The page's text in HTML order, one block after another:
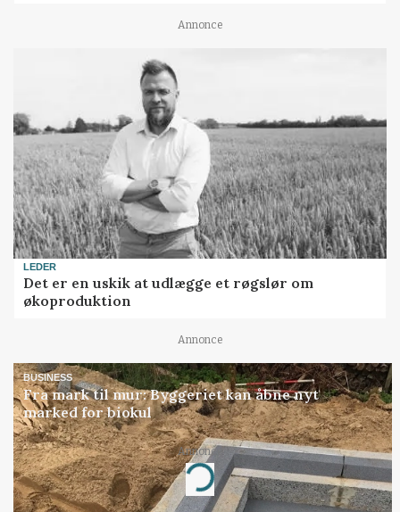
Annonce
LEDER
Det er en uskik at udlægge et røgslør om
økoproduktion
Annonce
BUSINESS
Fra mark til mur: Byggeriet kan åbne nyt
marked for biokul
Annonce
Loading...